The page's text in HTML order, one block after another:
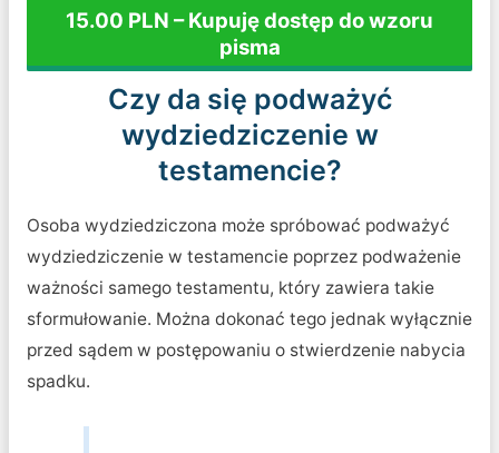
15.00 PLN – Kupuję dostęp do wzoru
pisma
Czy da się podważyć
wydziedziczenie w
testamencie?
Osoba wydziedziczona może spróbować podważyć
wydziedziczenie w testamencie poprzez podważenie
ważności samego testamentu, który zawiera takie
sformułowanie. Można dokonać tego jednak wyłącznie
przed sądem w postępowaniu o stwierdzenie nabycia
spadku.